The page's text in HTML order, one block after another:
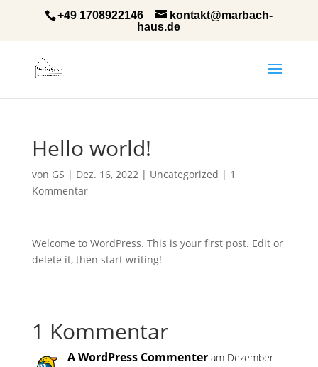
+49 1708922146
kontakt@marbach-
haus.de
Hello world!
von GS | Dez. 16, 2022| Uncategorized | 1
Kommentar
Welcome to WordPress. This is your first post. Edit or
delete it, then start writing!
1 Kommentar
A WordPress Commenter am Dezember